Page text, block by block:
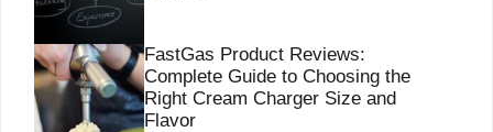
FastGas Product Reviews:
Complete Guide to Choosing the
Right Cream Charger Size and
Flavor